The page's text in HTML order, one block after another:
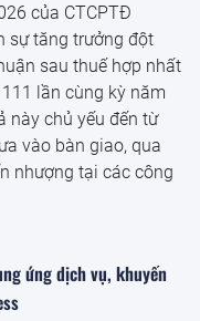
của CTCPTĐ
sự tăng trưởng đột
sau thuế hợp nhất
lần cùng kỳ năm
này chủ yếu đến từ
vào bàn giao, qua
nhượng tại các công
ứng dịch vụ, khuyến